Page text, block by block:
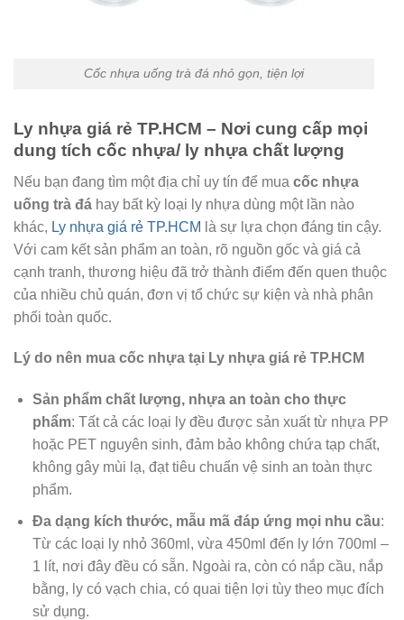
Cốc nhựa uống trà đá nhỏ gọn, tiện lợi
Ly nhựa giá rẻ TP.HCM – Nơi cung cấp mọi
dung tích cốc nhựa/ ly nhựa chất lượng
Nếu bạn đang tìm một địa chỉ uy tín để mua cốc nhựa
uống trà đá hay bất kỳ loại ly nhựa dùng một lần nào
khác, Ly nhựa giá rẻ TP.HCM là sự lựa chọn đáng tin cậy.
Với cam kết sản phẩm an toàn, rõ nguồn gốc và giá cả
cạnh tranh, thương hiệu đã trở thành điểm đến quen thuộc
của nhiều chủ quán, đơn vị tổ chức sự kiện và nhà phân
phối toàn quốc.
Lý do nên mua cốc nhựa tại Ly nhựa giá rẻ TP.HCM
Sản phẩm chất lượng, nhựa an toàn cho thực
phẩm: Tất cả các loại ly đều được sản xuất từ nhựa PP
hoặc PET nguyên sinh, đảm bảo không chứa tạp chất,
không gây mùi lạ, đạt tiêu chuẩn vệ sinh an toàn thực
phẩm.
Đa dạng kích thước, mẫu mã đáp ứng mọi nhu cầu:
Từ các loại ly nhỏ 360ml, vừa 450ml đến ly lớn 700ml –
1 lít, nơi đây đều có sẵn. Ngoài ra, còn có nắp cầu, nắp
bằng, ly có vạch chia, có quai tiện lợi tùy theo mục đích
sử dụng.